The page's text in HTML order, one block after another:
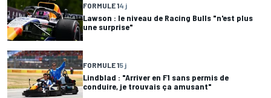
FORMULE 14 j
Lawson : le niveau de Racing Bulls "n'est plus
une surprise"
FORMULE 15 j
Lindblad : "Arriver en F1 sans permis de
conduire, je trouvais ça amusant"